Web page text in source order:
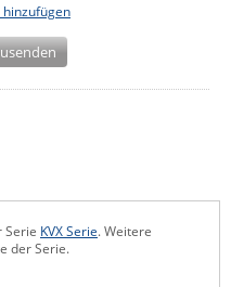
Serie KVX Serie. Weitere
der Serie.